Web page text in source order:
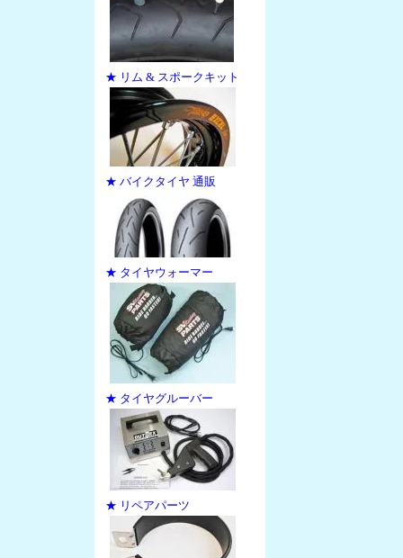
★ リム & スポークキット
★ バイクタイヤ 通販
★ タイヤウォーマー
★ タイヤグルーバー
★ リペアパーツ